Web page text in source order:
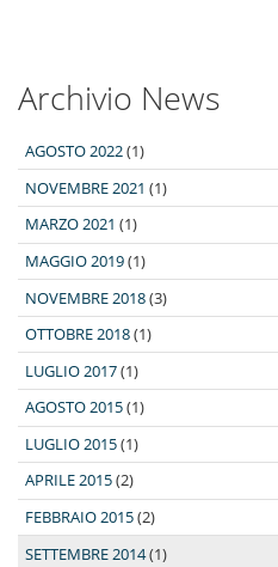
Archivio News
AGOSTO 2022(1)
NOVEMBRE 2021 (1)
MARZO 2021 (1)
MAGGIO 2019(1)
NOVEMBRE 2018(3)
OTTOBRE 2018(1)
LUGLIO 2017(1)
AGOSTO 2015(1)
LUGLIO 2015(1)
APRILE 2015(2)
FEBBRAIO 2015(2)
SETTEMBRE 2014(1)